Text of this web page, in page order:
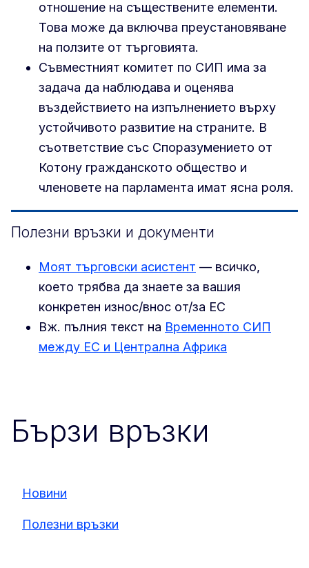
отношение на съществените елементи.
Това може да включва преустановяване
на ползите от търговията.
Съвместният комитет по СИП има за
задача да наблюдава и оценява
въздействието на изпълнението върху
устойчивото развитие на страните. В
съответствие със Споразумението от
Котону гражданското общество и
членовете на парламента имат ясна роля.
Полезни връзки и документи
Моят търговски асистент — всичко,
което трябва да знаете за вашия
конкретен износ/внос от/за ЕС
Вж. пълния текст на Временното СИП
между ЕС и Централна Африка
Бързи връзки
Новини
Полезни връзки